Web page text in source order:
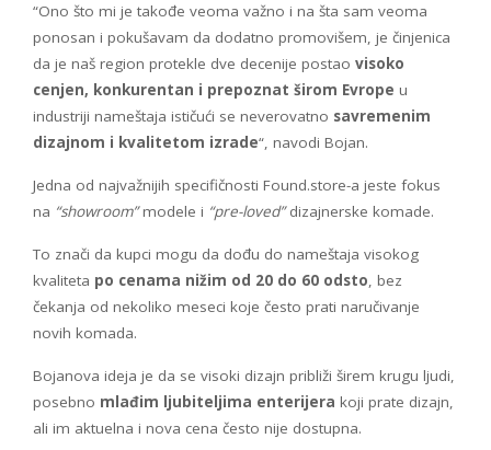
“Ono što mi je takođe veoma važno i na šta sam veoma
ponosan i pokušavam da dodatno promovišem, je činjenica
da je naš region protekle dve decenije postao visoko
cenjen, konkurentan i prepoznat širom Evrope u
industriji nameštaja ističući se neverovatno savremenim
dizajnom i kvalitetom izrade“, navodi Bojan.
Jedna od najvažnijih specifičnosti Found.store-a jeste fokus
na “showroom”modele i “pre-loved”dizajnerske komade.
To znači da kupci mogu da dođu do nameštaja visokog
kvaliteta po cenama nižim od 20 do 60 odsto, bez
čekanja od nekoliko meseci koje često prati naručivanje
novih komada.
Bojanova ideja je da se visoki dizajn približi širem krugu ljudi,
posebno mlađim ljubiteljima enterijera koji prate dizajn,
ali im aktuelna i nova cena često nije dostupna.